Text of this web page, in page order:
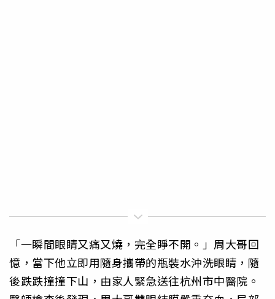
「一瞬間眼睛又痛又燒，完全睜不開。」周大哥回
憶，當下他立即用隨身攜帶的瓶裝水沖洗眼睛，隨
後跌跌撞撞下山，由家人緊急送往杭州市中醫院。